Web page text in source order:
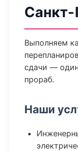
Санкт-
Выполняем
сдачи —
прораб.
Наши